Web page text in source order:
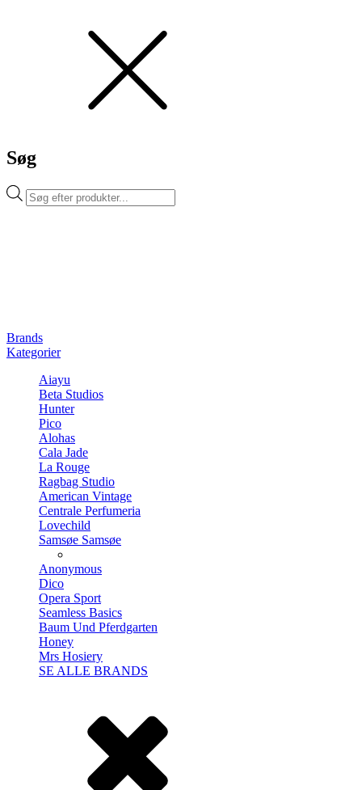
Søg
Products
search
Brands
Kategorier
Aiayu
Beta Studios
Hunter
Pico
Alohas
Cala Jade
La Rouge
Ragbag Studio
American Vintage
Centrale Perfumeria
Lovechild
Samsøe Samsøe
Anonymous
Dico
Opera Sport
Seamless Basics
Baum Und Pferdgarten
Honey
Mrs Hosiery
SE ALLE BRANDS